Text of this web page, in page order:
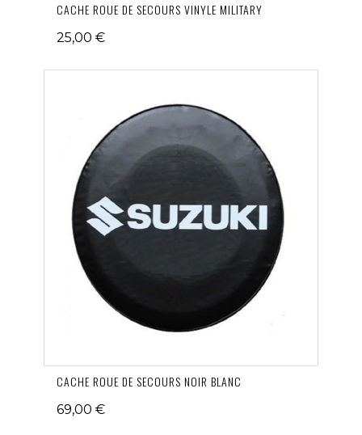
CACHE ROUE DE SECOURS VINYLE MILITARY
25,00 €
CACHE ROUE DE SECOURS NOIR BLANC
69,00 €